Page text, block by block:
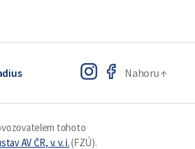
Nahoru↑
tohoto
AV ČR, v. v. i.(FZÚ).